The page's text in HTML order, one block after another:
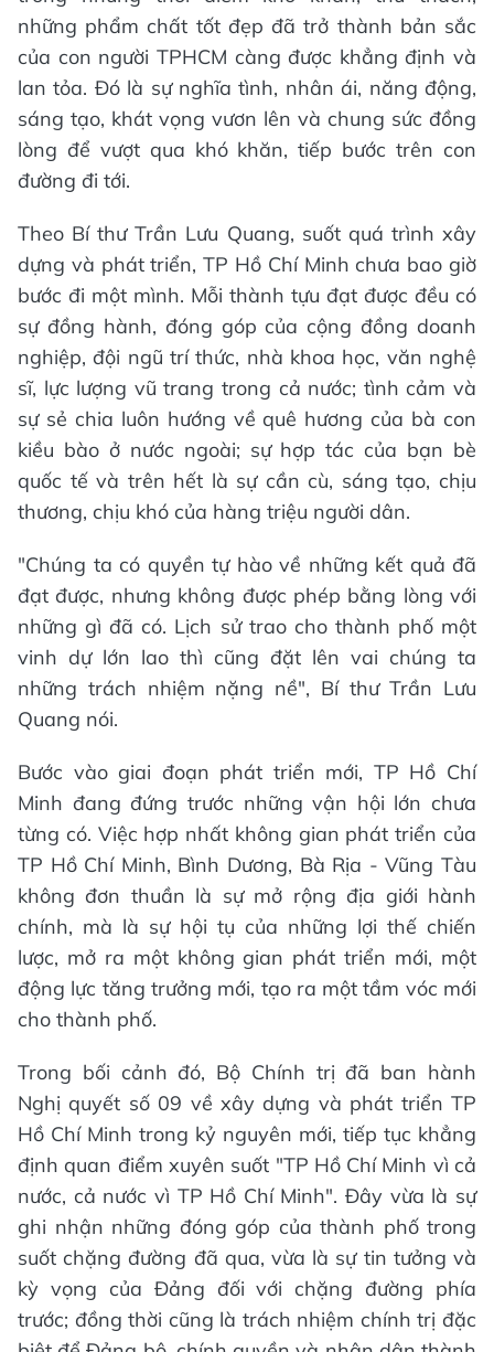
những phẩm chất tốt đẹp đã trở thành bản sắc
của con người TPHCM càng được khẳng định và
lan tỏa. Đó là sự nghĩa tình, nhân ái, năng động,
sáng tạo, khát vọng vươn lên và chung sức đồng
lòng để vượt qua khó khăn, tiếp bước trên con
đường đi tới.
Theo Bí thư Trần Lưu Quang, suốt quá trình xây
dựng và phát triển, TP Hồ Chí Minh chưa bao giờ
bước đi một mình. Mỗi thành tựu đạt được đều có
sự đồng hành, đóng góp của cộng đồng doanh
nghiệp, đội ngũ trí thức, nhà khoa học, văn nghệ
sĩ, lực lượng vũ trang trong cả nước; tình cảm và
sự sẻ chia luôn hướng về quê hương của bà con
kiều bào ở nước ngoài; sự hợp tác của bạn bè
quốc tế và trên hết là sự cần cù, sáng tạo, chịu
thương, chịu khó của hàng triệu người dân.
"Chúng ta có quyền tự hào về những kết quả đã
đạt được, nhưng không được phép bằng lòng với
những gì đã có. Lịch sử trao cho thành phố một
vinh dự lớn lao thì cũng đặt lên vai chúng ta
những trách nhiệm nặng nề", Bí thư Trần Lưu
Quang nói.
Bước vào giai đoạn phát triển mới, TP Hồ Chí
Minh đang đứng trước những vận hội lớn chưa
từng có. Việc hợp nhất không gian phát triển của
TP Hồ Chí Minh, Bình Dương, Bà Rịa - Vũng Tàu
không đơn thuần là sự mở rộng địa giới hành
chính, mà là sự hội tụ của những lợi thế chiến
lược, mở ra một không gian phát triển mới, một
động lực tăng trưởng mới, tạo ra một tầm vóc mới
cho thành phố.
Trong bối cảnh đó, Bộ Chính trị đã ban hành
Nghị quyết số 09 về xây dựng và phát triển TP
Hồ Chí Minh trong kỷ nguyên mới, tiếp tục khẳng
định quan điểm xuyên suốt "TP Hồ Chí Minh vì cả
nước, cả nước vì TP Hồ Chí Minh". Đây vừa là sự
ghi nhận những đóng góp của thành phố trong
suốt chặng đường đã qua, vừa là sự tin tưởng và
kỳ vọng của Đảng đối với chặng đường phía
trước; đồng thời cũng là trách nhiệm chính trị đặc